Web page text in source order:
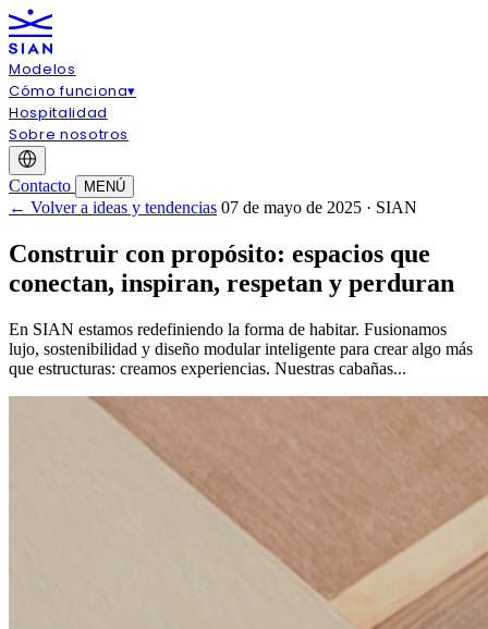
Modelos
Cómo funciona▾
Hospitalidad
Sobre nosotros
Contacto MENÚ
← Volver a ideas y tendencias 07 de mayo de 2025 · SIAN
Construir con propósito: espacios que
conectan, inspiran, respetan y perduran
En SIAN estamos redefiniendo la forma de habitar. Fusionamos
lujo, sostenibilidad y diseño modular inteligente para crear algo más
que estructuras: creamos experiencias. Nuestras cabañas...